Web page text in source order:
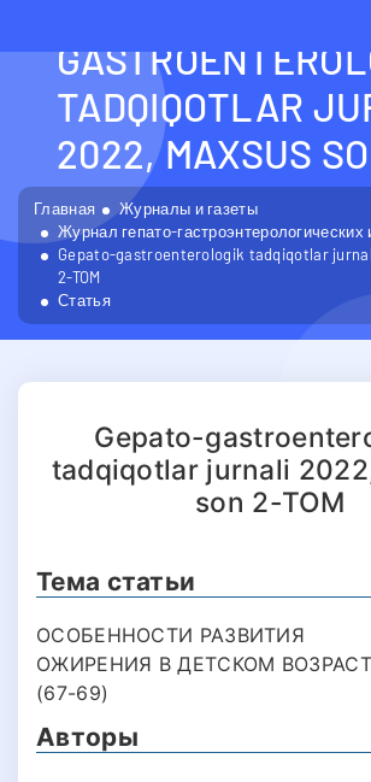
TADQIQOTLAR
2022, MAXSUS
Главная
Журналы и газеты
Журнал гепато-гастроэнтерологических
Gepato-gastroenterologik tadqiqotlar
2-TOM
Статья
Gepato-
tadqiqotlar jurnali
son 2-TOM
Тема статьи
ОСОБЕННОСТИ РАЗВИТИЯ
ОЖИРЕНИЯ В ДЕТСКОМ
(67-69)
Авторы